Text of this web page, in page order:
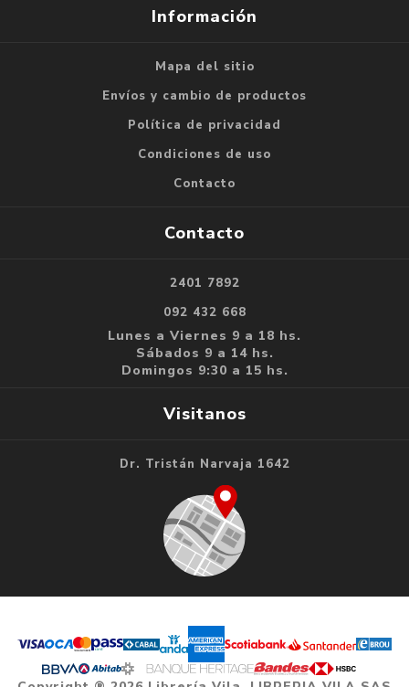
Información
Mapa del sitio
Envíos y cambio de productos
Política de privacidad
Condiciones de uso
Contacto
Contacto
2401 7892
092 432 668
Lunes a Viernes 9 a 18 hs.
Sábados 9 a 14 hs.
Domingos 9:30 a 15 hs.
Visitanos
Dr. Tristán Narvaja 1642